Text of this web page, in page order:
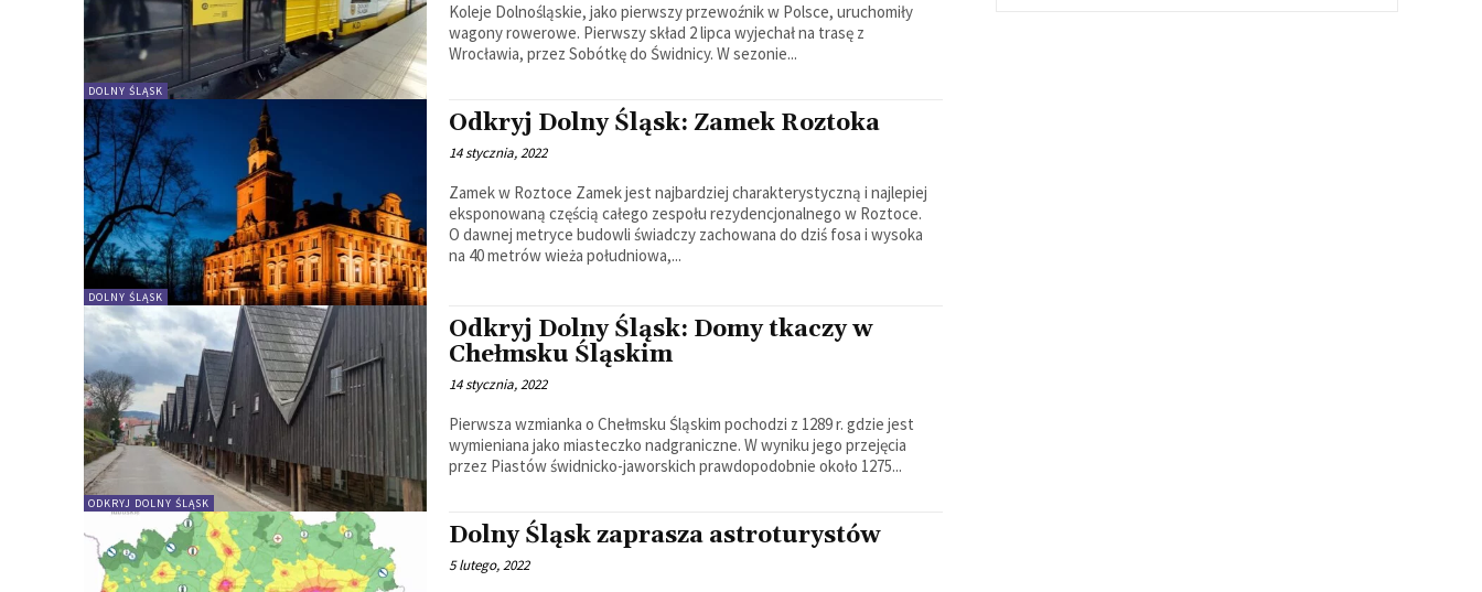
DOLNY ŚLĄSK
Koleje Dolnośląskie, jako pierwszy przewoźnik w Polsce, uruchomiły
wagony rowerowe. Pierwszy skład 2 lipca wyjechał na trasę z
Wrocławia, przez Sobótkę do Świdnicy. W sezonie...
DOLNY ŚLĄSK
Odkryj Dolny Śląsk: Zamek Roztoka
14 stycznia, 2022
Zamek w Roztoce Zamek jest najbardziej charakterystyczną i najlepiej
eksponowaną częścią całego zespołu rezydencjonalnego w Roztoce.
O dawnej metryce budowli świadczy zachowana do dziś fosa i wysoka
na 40 metrów wieża południowa,...
ODKRYJ DOLNY ŚLĄSK
Odkryj Dolny Śląsk: Domy tkaczy w
Chełmsku Śląskim
14 stycznia, 2022
Pierwsza wzmianka o Chełmsku Śląskim pochodzi z 1289 r. gdzie jest
wymieniana jako miasteczko nadgraniczne. W wyniku jego przejęcia
przez Piastów świdnicko-jaworskich prawdopodobnie około 1275...
Dolny Śląsk zaprasza astroturystów
5 lutego, 2022